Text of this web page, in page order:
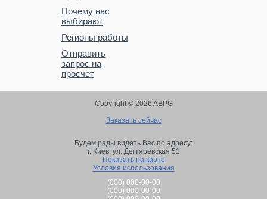
Почему нас
выбирают
Регионы работы
Отправить
запрос на
просчет
Copyright © 2026 ABPG
Заказать сейчас
Будем рады видеть Вас по адресу:
г. Киев, ул. Дегтяревская 51
Показать на карте
Условия использования
(000) 000-00-00
(000) 000-00-00